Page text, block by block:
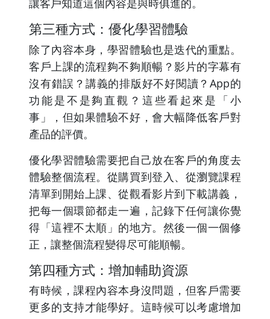
讓客戶知道這個內容是與時俱進的。
第三種方式：優化學習體驗
除了內容本身，學習體驗也是迭代的重點。
客戶上課的流程夠不夠順暢？影片的字幕有
沒有錯誤？講義的排版好不好閱讀？App的
功能是不是夠直觀？這些看起來是「小
事」，但如果體驗不好，會大幅降低客戶對
產品的評價。
優化學習體驗需要把自己放在客戶的角度去
體驗整個流程。從購買到登入、從瀏覽課程
清單到開始上課、從觀看影片到下載講義，
把每一個環節都走一遍，記錄下任何讓你覺
得「這裡不太順」的地方。然後一個一個修
正，讓整個流程變得尽可能順暢。
第四種方式：增加輔助資源
有時候，課程內容本身沒問題，但客戶需要
更多的支持才能學好。這時候可以考慮增加